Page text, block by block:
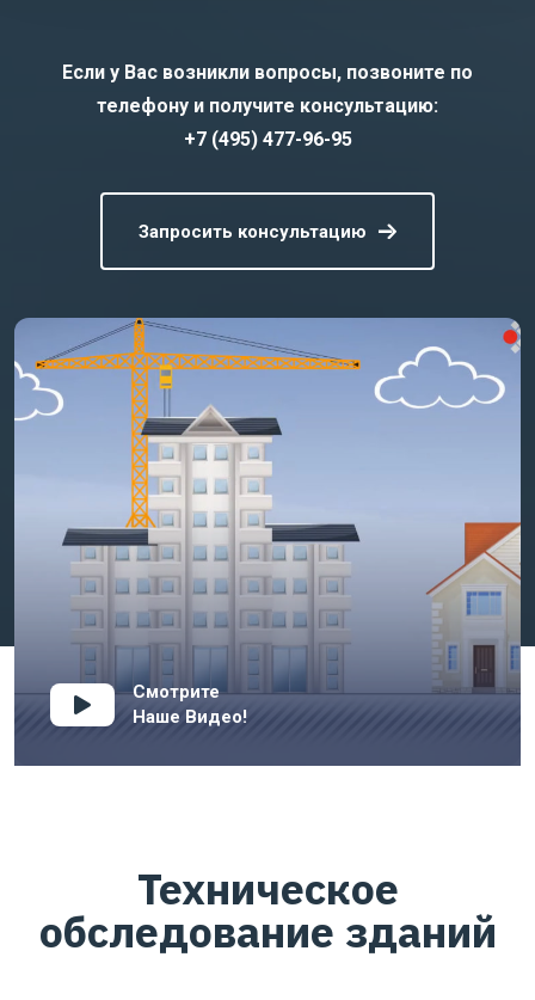
Если у Вас возникли вопросы, позвоните по
телефону и получите консультацию:
+7 (495) 477-96-95
Запросить консультацию
Смотрите
Наше Видео!
Техническое
обследование зданий